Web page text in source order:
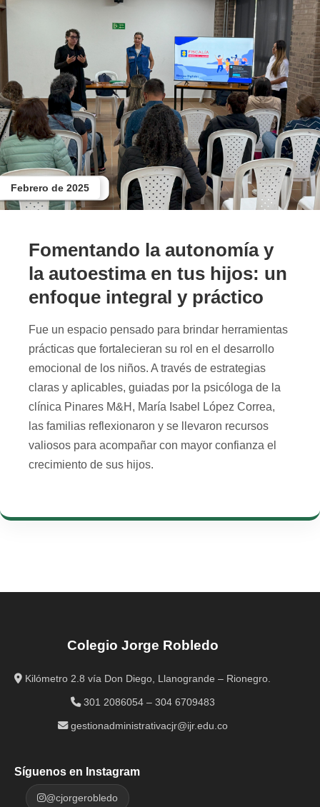
Febrero de 2025
Fomentando la autonomía y
la autoestima en tus hijos: un
enfoque integral y práctico
Fue un espacio pensado para brindar herramientas
prácticas que fortalecieran su rol en el desarrollo
emocional de los niños. A través de estrategias
claras y aplicables, guiadas por la psicóloga de la
clínica Pinares M&H, María Isabel López Correa,
las familias reflexionaron y se llevaron recursos
valiosos para acompañar con mayor confianza el
crecimiento de sus hijos.
Colegio Jorge Robledo
Kilómetro 2.8 vía Don Diego, Llanogrande – Rionegro.
301 2086054 – 304 6709483
gestionadministrativacjr@ijr.edu.co
Síguenos en Instagram
@cjorgerobledo